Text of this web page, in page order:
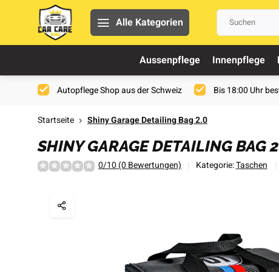
Alle Kategorien
Aussenpflege Innenpflege
Autopflege Shop aus der Schweiz Bis 18:00 Uhr
Startseite Shiny Garage Detailing Bag 2.0
SHINY GARAGE DETAILING BAG
0/10 (0 Bewertungen) Kategorie:Taschen